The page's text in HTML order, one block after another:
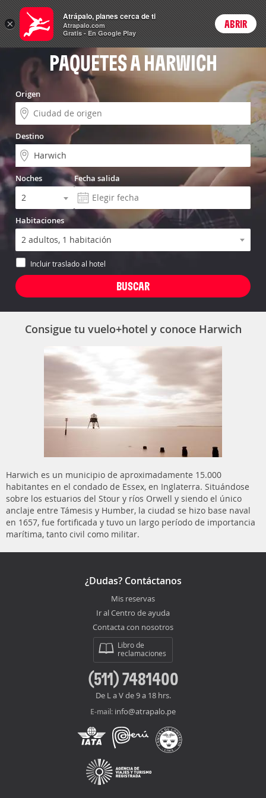
Vuelo+Hotel Login
PAQUETES A HARWICH
Origen
Destino
Noches Fecha salida
Habitaciones
Incluir traslado al hotel
Consigue tu vuelo+hotel y conoce Harwich
Harwich es un municipio de aproximadamente 15.000
habitantes en el condado de Essex, en Inglaterra. Situándose
sobre los estuarios del Stour y ríos Orwell y siendo el único
anclaje entre Támesis y Humber, la ciudad se hizo base naval
en 1657, fue fortificada y tuvo un largo período de importancia
marítima, tanto civil como militar.
¿Dudas? Contáctanos
Mis reservas
Ir al Centro de ayuda
Contacta con nosotros
Libro de
reclamaciones
(511) 7481400
De L a V de 9 a 18 hrs.
E-mail: info@atrapalo.pe
×
Atrápalo, planes cerca de ti
Atrapalo.com
Gratis - En Google Play
ABRIR